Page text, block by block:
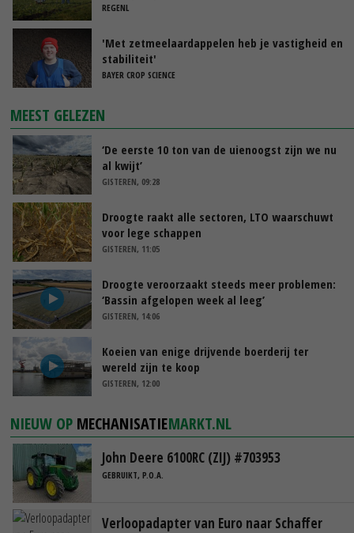
REGENL
'Met zetmeelaardappelen heb je vastigheid en
stabiliteit'
BAYER CROP SCIENCE
MEEST GELEZEN
‘De eerste 10 ton van de uienoogst zijn we nu
al kwijt’
GISTEREN, 09:28
Droogte raakt alle sectoren, LTO waarschuwt
voor lege schappen
GISTEREN, 11:05
Droogte veroorzaakt steeds meer problemen:
‘Bassin afgelopen week al leeg’
GISTEREN, 14:06
Koeien van enige drijvende boerderij ter
wereld zijn te koop
GISTEREN, 12:00
NIEUW OP MECHANISATIEMARKT.NL
John Deere 6100RC (ZIJ) #703953
GEBRUIKT, P.O.A.
Verloopadapter van Euro naar Schaffer